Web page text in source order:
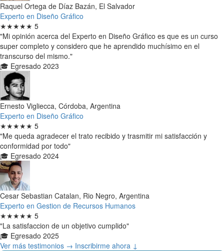
Raquel Ortega de Díaz Bazán, El Salvador
Experto en Diseño Gráfico
★★★★★ 5
"Mi opinión acerca del Experto en Diseño Gráfico es que es un curso
super completo y considero que he aprendido muchísimo en el
transcurso del mismo."
🎓 Egresado 2023
Ernesto Vigliecca, Córdoba, Argentina
Experto en Diseño Gráfico
★★★★★ 5
"Me queda agradecer el trato recibido y trasmitir mi satisfacción y
conformidad por todo"
🎓 Egresado 2024
Cesar Sebastian Catalan, Rio Negro, Argentina
Experto en Gestion de Recursos Humanos
★★★★★ 5
"La satisfaccion de un objetivo cumplido"
🎓 Egresado 2025
Ver más testimonios → Inscribirme ahora ↓